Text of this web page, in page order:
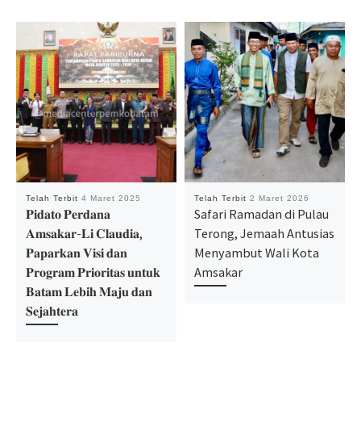
Telah Terbit 4 Maret 2025
𝐏𝐢𝐝𝐚𝐭𝐨 𝐏𝐞𝐫𝐝𝐚𝐧𝐚
𝐀𝐦𝐬𝐚𝐤𝐚𝐫-𝐋𝐢 𝐂𝐥𝐚𝐮𝐝𝐢𝐚,
𝐏𝐚𝐩𝐚𝐫𝐤𝐚𝐧 𝐕𝐢𝐬𝐢 𝐝𝐚𝐧
𝐏𝐫𝐨𝐠𝐫𝐚𝐦 𝐏𝐫𝐢𝐨𝐫𝐢𝐭𝐚𝐬 𝐮𝐧𝐭𝐮𝐤
𝐁𝐚𝐭𝐚𝐦 𝐋𝐞𝐛𝐢𝐡 𝐌𝐚𝐣𝐮 𝐝𝐚𝐧
𝐒𝐞𝐣𝐚𝐡𝐭𝐞𝐫𝐚
Telah Terbit 2 Maret 2026
Safari Ramadan di Pulau
Terong, Jemaah Antusias
Menyambut Wali Kota
Amsakar